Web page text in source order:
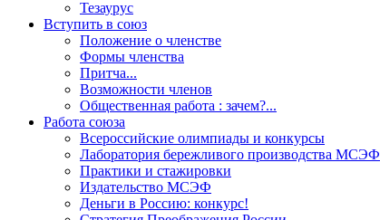
Тезаурус
Вступить в союз
Положение о членстве
Формы членства
Притча...
Возможности членов
Общественная работа : зачем?...
Работа союза
Всероссийские олимпиады и конкурсы
Лаборатория бережливого производства МСЭФ
Практики и стажировки
Издательство МСЭФ
Деньги в Россию: конкурс!